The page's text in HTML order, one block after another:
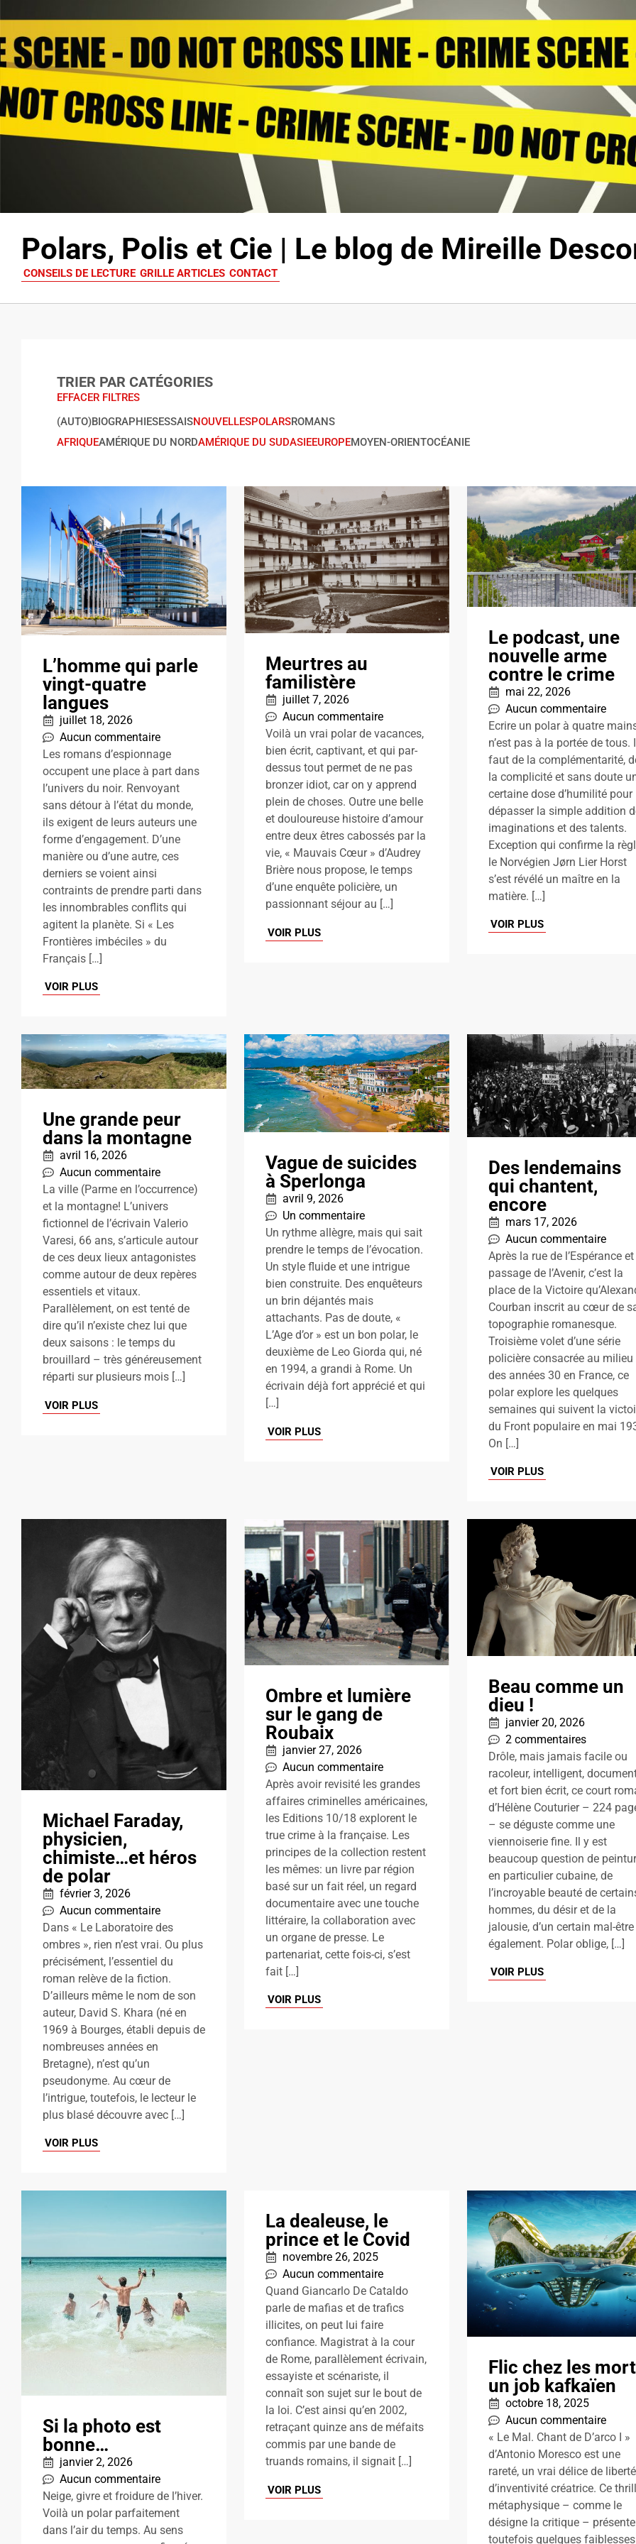
Polars, Polis et Cie | Le blog de Mireille
CONSEILS DE LECTURE GRILLE ARTICLES CONTACT
TRIER PAR CATÉGORIES
EFFACER FILTRES
(AUTO)BIOGRAPHIESESSAISNOUVELLESPOLARSROMANS
AFRIQUEAMÉRIQUE DU NORDAMÉRIQUE DU SUDASIEEUROPEMOYEN-ORIENTOCÉANIE
L’homme qui parle
vingt-quatre
langues
juillet 18, 2026
Aucun commentaire
Les romans d’espionnage
occupent une place à part dans
l’univers du noir. Renvoyant
sans détour à l’état du monde,
ils exigent de leurs auteurs une
forme d’engagement. D’une
manière ou d’une autre, ces
derniers se voient ainsi
contraints de prendre parti dans
les innombrables conflits qui
agitent la planète. Si « Les
Frontières imbéciles » du
Français […]
VOIR PLUS
Meurtres au
familistère
juillet 7, 2026
Aucun commentaire
Voilà un vrai polar de vacances,
bien écrit, captivant, et qui par-
dessus tout permet de ne pas
bronzer idiot, car on y apprend
plein de choses. Outre une belle
et douloureuse histoire d’amour
entre deux êtres cabossés par la
vie, « Mauvais Cœur » d’Audrey
Brière nous propose, le temps
d’une enquête policière, un
passionnant séjour au […]
VOIR PLUS
Le podcast, une
nouvelle arme
contre le crime
mai 22, 2026
Aucun commentaire
Ecrire un polar à quatre
n’est pas à la portée de tous.
faut de la complémentarité,
la complicité et sans doute
certaine dose d’humilité pour
dépasser la simple addition
imaginations et des talents.
Exception qui confirme la
le Norvégien Jørn Lier Horst
s’est révélé un maître en la
matière. […]
VOIR PLUS
Une grande peur
dans la montagne
avril 16, 2026
Aucun commentaire
La ville (Parme en l’occurrence)
et la montagne! L’univers
fictionnel de l’écrivain Valerio
Varesi, 66 ans, s’articule autour
de ces deux lieux antagonistes
comme autour de deux repères
essentiels et vitaux.
Parallèlement, on est tenté de
dire qu’il n’existe chez lui que
deux saisons : le temps du
brouillard – très généreusement
réparti sur plusieurs mois […]
VOIR PLUS
Vague de suicides
à Sperlonga
avril 9, 2026
Un commentaire
Un rythme allègre, mais qui sait
prendre le temps de l’évocation.
Un style fluide et une intrigue
bien construite. Des enquêteurs
un brin déjantés mais
attachants. Pas de doute, «
L’Age d’or » est un bon polar, le
deuxième de Leo Giorda qui, né
en 1994, a grandi à Rome. Un
écrivain déjà fort apprécié et qui
[…]
VOIR PLUS
Des lendemains
qui chantent,
encore
mars 17, 2026
Aucun commentaire
Après la rue de l’Espérance
passage de l’Avenir, c’est la
place de la Victoire
Courban inscrit au cœur de
topographie romanesque.
Troisième volet d’une série
policière consacrée au milieu
des années 30 en France, ce
polar explore les quelques
semaines qui suivent la
du Front populaire en mai
On […]
VOIR PLUS
Michael Faraday,
physicien,
chimiste…et héros
de polar
février 3, 2026
Aucun commentaire
Dans « Le Laboratoire des
ombres », rien n’est vrai. Ou plus
précisément, l’essentiel du
roman relève de la fiction.
D’ailleurs même le nom de son
auteur, David S. Khara (né en
1969 à Bourges, établi depuis de
nombreuses années en
Bretagne), n’est qu’un
pseudonyme. Au cœur de
l’intrigue, toutefois, le lecteur le
plus blasé découvre avec […]
VOIR PLUS
Ombre et lumière
sur le gang de
Roubaix
janvier 27, 2026
Aucun commentaire
Après avoir revisité les grandes
affaires criminelles américaines,
les Editions 10/18 explorent le
true crime à la française. Les
principes de la collection restent
les mêmes: un livre par région
basé sur un fait réel, un regard
documentaire avec une touche
littéraire, la collaboration avec
un organe de presse. Le
partenariat, cette fois-ci, s’est
fait […]
VOIR PLUS
Beau comme un
dieu !
janvier 20, 2026
2 commentaires
Drôle, mais jamais facile ou
racoleur, intelligent,
et fort bien écrit, ce court
d’Hélène Couturier – 224
– se déguste comme une
viennoiserie fine. Il y est
beaucoup question de
en particulier cubaine, de
l’incroyable beauté de
hommes, du désir et de la
jalousie, d’un certain mal-être
également. Polar oblige, […]
VOIR PLUS
Si la photo est
bonne…
janvier 2, 2026
Aucun commentaire
Neige, givre et froidure de l’hiver.
Voilà un polar parfaitement
dans l’air du temps. Au sens
La dealeuse, le
prince et le Covid
novembre 26, 2025
Aucun commentaire
Quand Giancarlo De Cataldo
parle de mafias et de trafics
illicites, on peut lui faire
confiance. Magistrat à la cour
de Rome, parallèlement écrivain,
essayiste et scénariste, il
connaît son sujet sur le bout de
la loi. C’est ainsi qu’en 2002,
retraçant quinze ans de méfaits
commis par une bande de
truands romains, il signait […]
VOIR PLUS
Flic chez les
un job kafkaïen
octobre 18, 2025
Aucun commentaire
« Le Mal. Chant de D’arco I »
d’Antonio Moresco est une
rareté, un vrai délice de
d’inventivité créatrice. Ce
métaphysique – comme le
désigne la critique – présente
toutefois quelques